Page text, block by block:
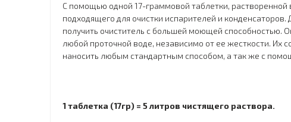
С помощью одной 17-граммовой таблетки, растворенной
подходящего для очистки испарителей и
получить очиститель с большей моющей способностью.
любой проточной воде, независимо от ее жесткости. Их
наносить любым стандартным способом, а так же с
1 таблетка (17гр) = 5 литров чистящего раствора.